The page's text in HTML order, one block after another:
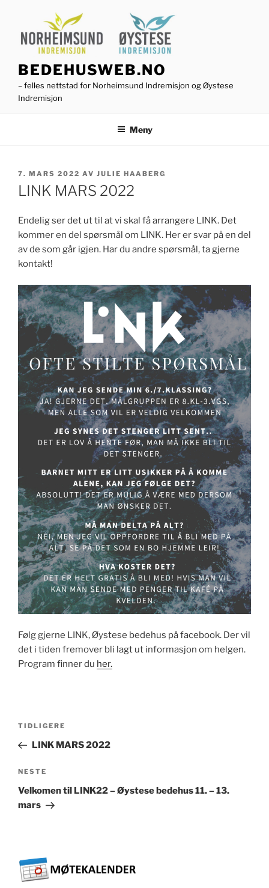
innhold
BEDEHUSWEB.NO
– felles nettstad for Norheimsund Indremisjon og Øystese
Indremisjon
Meny
PUBLISERT
7. MARS 2022 AV JULIE HAABERG
LINK MARS 2022
Endelig ser det ut til at vi skal få arrangere LINK. Det
kommer en del spørsmål om LINK. Her er svar på en del
av de som går igjen. Har du andre spørsmål, ta gjerne
kontakt!
Følg gjerne LINK, Øystese bedehus på facebook. Der vil
det i tiden fremover bli lagt ut informasjon om helgen.
Program finner du her.
Innleggsnavigasjon
Forrige
innlegg
TIDLIGERE
LINK MARS 2022
Neste
innlegg
NESTE
Velkomen til LINK22 – Øystese bedehus 11. – 13.
mars